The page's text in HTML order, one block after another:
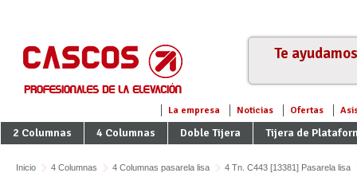
La empresa Noticias Ofertas
2 Columnas 4 Columnas Doble Tijera Tijera de
Te
Inicio 4 Columnas 4 Columnas pasarela lisa 4 Tn. C443 [13381] Pasarela lisa